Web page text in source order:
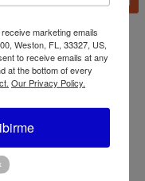
Oster Motor
Vaso Blend N
BLST
marketing emails
Weston, FL, 33327, US,
to receive emails at any
at the bottom of every
Our Privacy Policy.